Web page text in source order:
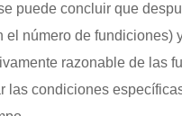
puede concluir que
número de
razonable de las
las condiciones